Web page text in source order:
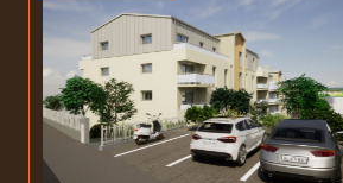
Vous souhaitez en savoir plus sur nos
projet immobilier en tête ? N'hésitez pas à
Vous pouvez nous rendre visite dans les
agence située rue Alsace-Lorraine à Poitiers.
Chez Blossac Saint Hilaire, nous mettons
notre expertise à votre service pour vous
réussite de votre projet immobilier à
confiance, nous sommes là pour vous
immobilier.